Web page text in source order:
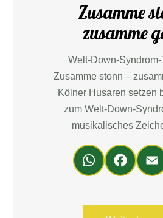
Zusamme
zusamme
Welt-Down-Syndrom-
Zusamme stonn –
Kölner Husaren setzen
zum Welt-Down-
musikalisches
Wh
ats
Fa
ce ail